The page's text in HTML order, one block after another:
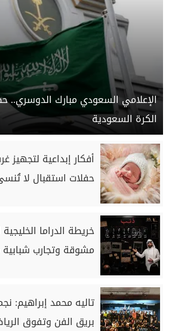
الإعلامي السعودي مبارك الدوسري..
الكرة السعودية
أفكار إبداعية
حفلات استقبال لا
خريطة الدراما
مشوقة وتجارب شبابية
تاليه محمد إبراهيم:
بريق الفن وتفوق